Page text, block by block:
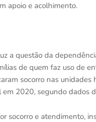
apoio e acolhimento.
a questão da
de quem faz uso de
socorro nas
2020, segundo dados
socorro e atendimento,